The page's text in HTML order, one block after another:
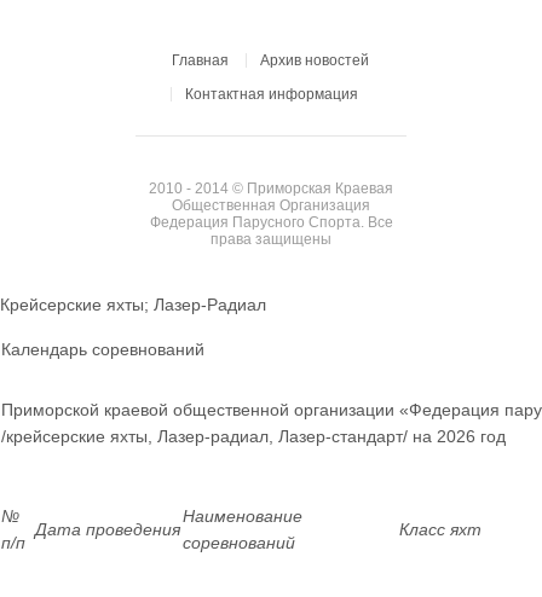
Главная
Архив новостей
Контактная информация
2010 - 2014 © Приморская Краевая
Общественная Организация
Федерация Парусного Спорта. Все
права защищены
Крейсерские яхты; Лазер-Радиал
Календарь соревнований
Приморской краевой общественной организации «Федерация
/крейсерские яхты, Лазер-радиал, Лазер-стандарт/ на 2026 год
№
п/п
Дата проведения
Наименование
соревнований
Класс яхт